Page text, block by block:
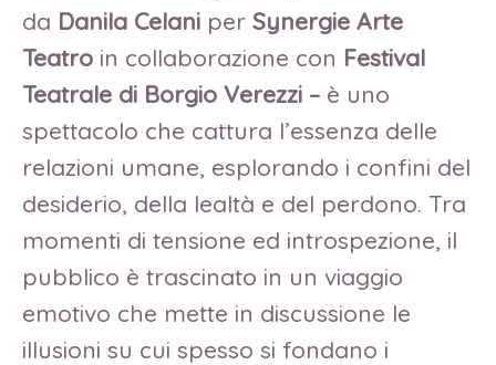
da Danila Celani per Synergie Arte
Teatro in collaborazione con Festival
Teatrale di Borgio Verezzi – è uno
spettacolo che cattura l’essenza delle
relazioni umane, esplorando i confini del
desiderio, della lealtà e del perdono. Tra
momenti di tensione ed introspezione, il
pubblico è trascinato in un viaggio
emotivo che mette in discussione le
illusioni su cui spesso si fondano i